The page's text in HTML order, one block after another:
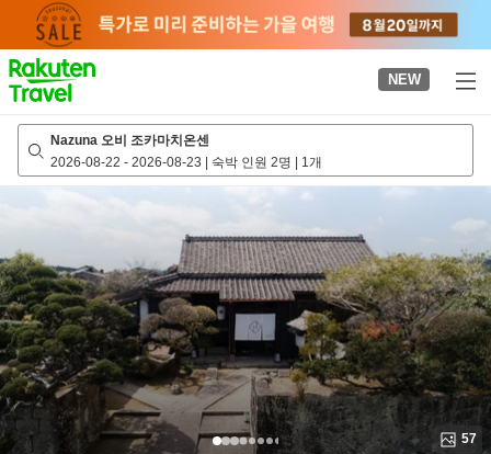
page
NEW
Nazuna 오비 조카마치온센
2026-08-22 - 2026-08-23 | 숙박 인원 2명 | 1개
57